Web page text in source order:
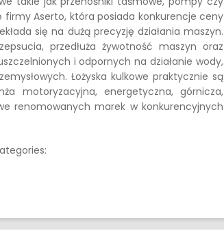
firmy Aserto, która posiada konkurencje ceny
się na dużą precyzję działania maszyn.
przedłuża żywotność maszyn oraz
i odpornych na działanie wody,
Łożyska kulkowe praktycznie są
motoryzacyjna, energetyczna, górnicza,
renomowanych marek w konkurencyjnych